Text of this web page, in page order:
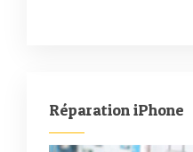
Réparation iPhone